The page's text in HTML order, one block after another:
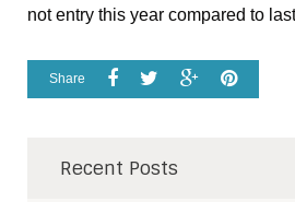
not entry this year compared to
Share
Recent Posts